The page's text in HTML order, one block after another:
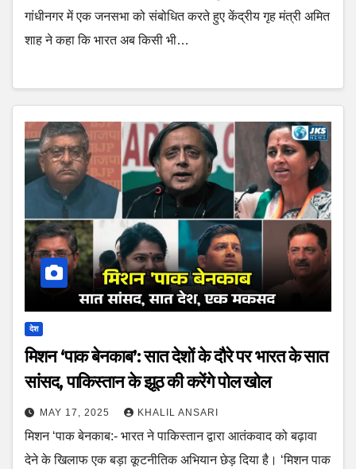
गांधीनगर में एक जनसभा को संबोधित करते हुए केंद्रीय गृह मंत्री अमित
शाह ने कहा कि भारत अब किसी भी…
देश
मिशन ‘पाक बेनकाब’: सात देशों के दौरे पर भारत के सात
सांसद, पाकिस्तान के झूठ की करेंगे पोल खोल
MAY 17, 2025 KHALIL ANSARI
मिशन ‘पाक बेनकाब:- भारत ने पाकिस्तान द्वारा आतंकवाद को बढ़ावा
देने के खिलाफ एक बड़ा कूटनीतिक अभियान छेड़ दिया है। ‘मिशन पाक